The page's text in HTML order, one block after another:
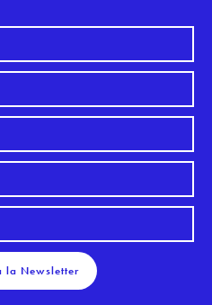
la Newsletter